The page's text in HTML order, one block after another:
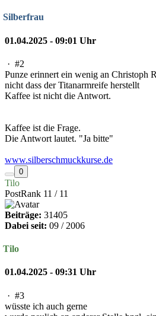
Silberfrau
01.04.2025 - 09:01 Uhr
· #2
Punze erinnert ein wenig an Christoph
nicht dass der Titanarmreife herstellt
Kaffee ist nicht die Antwort.
Kaffee ist die Frage.
Die Antwort lautet. "Ja bitte"
www.silberschmuckkurse.de
0
Tilo
PostRank 11 / 11
Beiträge: 31405
Dabei seit: 09 / 2006
Tilo
01.04.2025 - 09:31 Uhr
· #3
wüsste ich auch gerne